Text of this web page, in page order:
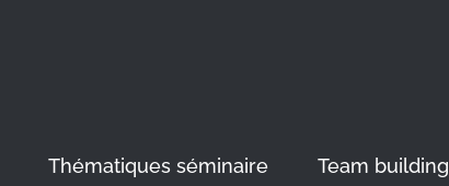
Thématiques séminaire Team building